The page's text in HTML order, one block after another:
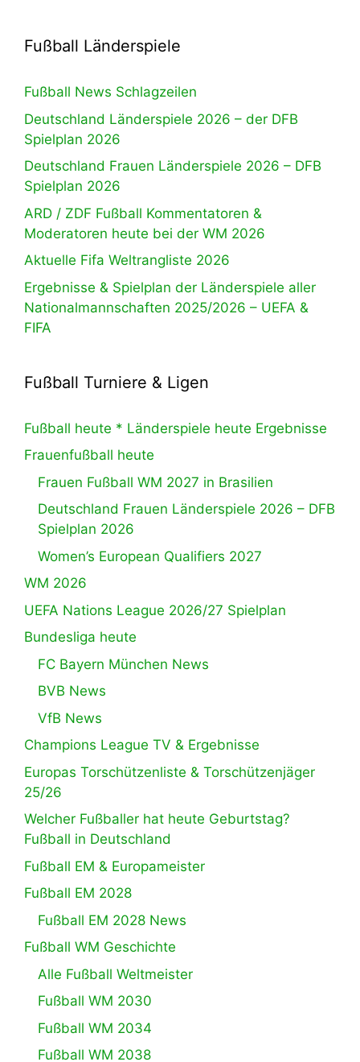
Fußball Länderspiele
Fußball News Schlagzeilen
Deutschland Länderspiele 2026 – der DFB
Spielplan 2026
Deutschland Frauen Länderspiele 2026 – DFB
Spielplan 2026
ARD / ZDF Fußball Kommentatoren &
Moderatoren heute bei der WM 2026
Aktuelle Fifa Weltrangliste 2026
Ergebnisse & Spielplan der Länderspiele aller
Nationalmannschaften 2025/2026 – UEFA &
FIFA
Fußball Turniere & Ligen
Fußball heute * Länderspiele heute Ergebnisse
Frauenfußball heute
Frauen Fußball WM 2027 in Brasilien
Deutschland Frauen Länderspiele 2026 – DFB
Spielplan 2026
Women’s European Qualifiers 2027
WM 2026
UEFA Nations League 2026/27 Spielplan
Bundesliga heute
FC Bayern München News
BVB News
VfB News
Champions League TV & Ergebnisse
Europas Torschützenliste & Torschützenjäger
25/26
Welcher Fußballer hat heute Geburtstag?
Fußball in Deutschland
Fußball EM & Europameister
Fußball EM 2028
Fußball EM 2028 News
Fußball WM Geschichte
Alle Fußball Weltmeister
Fußball WM 2030
Fußball WM 2034
Fußball WM 2038